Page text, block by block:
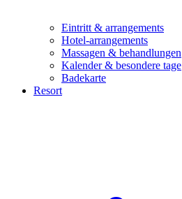
Eintritt & arrangements
Hotel-arrangements
Massagen & behandlungen
Kalender & besondere tage
Badekarte
Resort